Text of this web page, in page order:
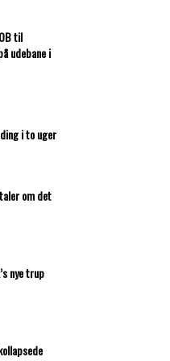
til
udebane i
i to uger
om det
nye trup